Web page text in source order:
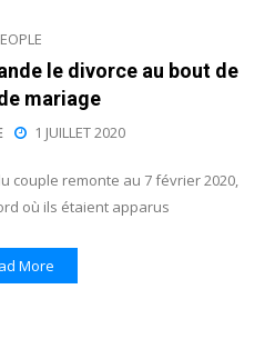
le divorce au bout de
mariage
1 JUILLET 2020
couple remonte au 7 février 2020,
où ils étaient apparus
More